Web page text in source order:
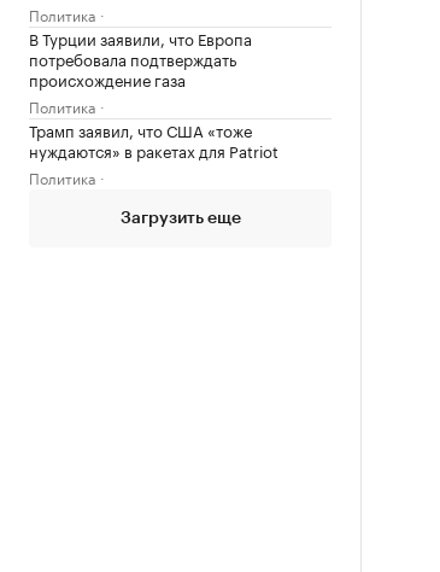
Политика
В Турции заявили, что Европа
потребовала подтверждать
происхождение газа
Политика
Трамп заявил, что США «тоже
нуждаются» в ракетах для Patriot
Политика
Загрузить еще